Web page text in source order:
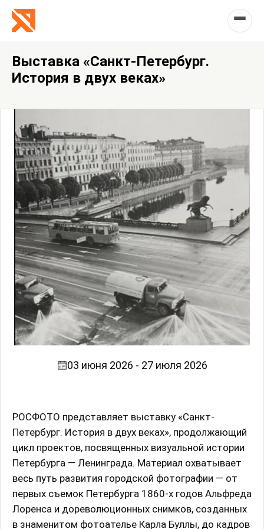
Выставка «Санкт-Петербург.
История в двух веках»
03 июня 2026 - 27 июля 2026
РОСФОТО представляет выставку «Санкт-
Петербург. История в двух веках», продолжающий
цикл проектов, посвященных визуальной истории
Петербурга — Ленинграда. Материал охватывает
весь путь развития городской фотографии — от
первых съемок Петербурга 1860-х годов Альфреда
Лоренса и дореволюционных снимков, созданных
в знаменитом фотоателье Карла Буллы, до кадров